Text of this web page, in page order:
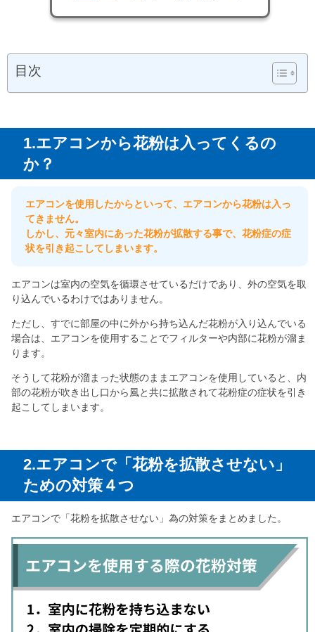
目次
1.エアコンから花粉は入ってくるの
か？
エアコンを使用したからといって、エアコンから花粉は入っ
てきません。
しかし、元々室内にあった花粉が拡散する事で、花粉症の症
状を引き起こしてしまいます。
エアコンは室内の空気を循環させているだけであり、外の空気を取
り込んでいるわけではありません。
ただし、すでに部屋の中に外から持ち込んだ花粉が入り込んでいる
場合は、エアコンを使用することでフィルターや内部に花粉が溜ま
ります。
そうして花粉が溜まった状態のままエアコンを使用していると、内
部の花粉が吹き出し口から風と共に拡散されて花粉症の症状を引き
起こしてしまいます。
2.エアコンで「花粉を拡散させない」
ための対策４つ
エアコンで「花粉を拡散させない」為の対策をまとめました。